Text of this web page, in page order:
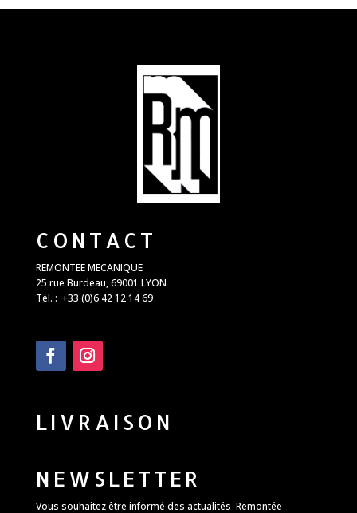
CONTACT
REMONTEE MECANIQUE
25 rue Burdeau, 69001 LYON
Tél. : +33 (0)6 42 12 14 69
LIVRAISON
NEWSLETTER
Vous souhaitez être informé des actualités Remontée